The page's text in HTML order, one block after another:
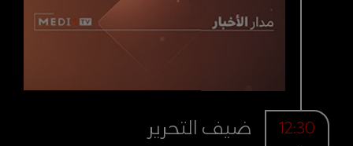
12:30 ضيف التحرير